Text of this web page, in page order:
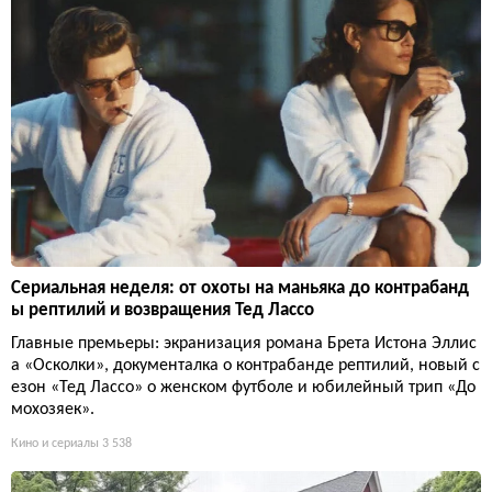
Сериальная неделя: от охоты на маньяка до контрабанд
ы рептилий и возвращения Тед Лассо
Главные премьеры: экранизация романа Брета Истона Эллис
а «Осколки», документалка о контрабанде рептилий, новый с
езон «Тед Лассо» о женском футболе и юбилейный трип «До
мохозяек».
Кино и сериалы 3 538